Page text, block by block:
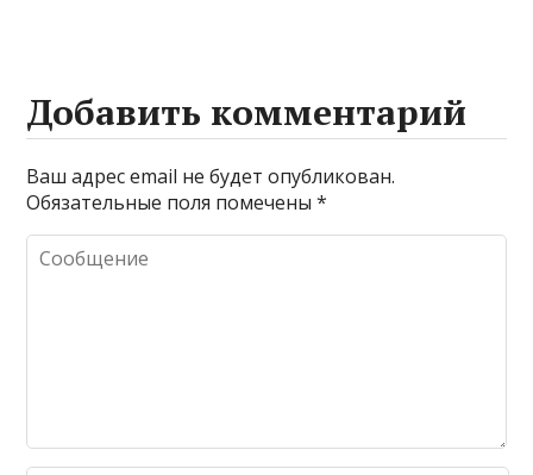
Добавить комментарий
Ваш адрес email не будет опубликован.
Обязательные поля помечены*